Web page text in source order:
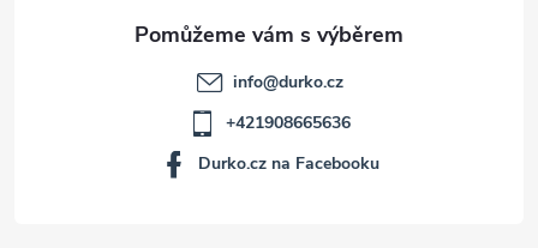
info@durko.cz
+421908665636
Durko.cz na Facebooku